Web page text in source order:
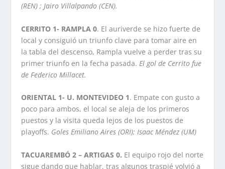
(REN) ; Jairo Villalpando (CEN).
CERRITO 1- RAMPLA 0. El auriverde se hizo fuerte de
local y consiguió un triunfo clave para tomar aire en
la tabla del descenso, Rampla vuelve a perder tras su
primer triunfo en la fecha pasada. El gol de Cerrito fue
de Federico Millacet.
ORIENTAL 1- U. MONTEVIDEO 1. Empate con gusto a
poco para ambos, el local se aleja de los primeros
puestos y la visita queda lejos de los puestos de
playoffs. Goles Emiliano Aires (ORI); Isaac Méndez (UM)
TACUAREMBÓ 2 – ARTIGAS 0. El equipo rojo del norte
sigue dando que hablar, tras algunos traspié volvió a